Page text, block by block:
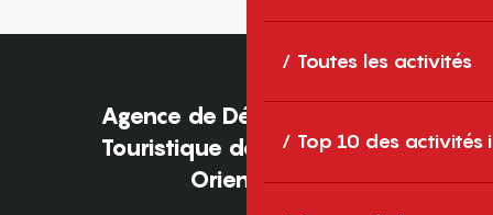
Toutes les activités
Top 10 des activités
Agence de Développement
Touristique des Pyrénées-
Orientales